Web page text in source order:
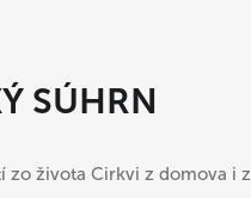
SÚHRN
zo života Cirkvi z domova i